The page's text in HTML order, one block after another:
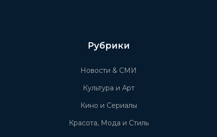
Рубрики
Новости & СМИ
Культура и Арт
Кино и Сериалы
Красота, Мода и Стиль